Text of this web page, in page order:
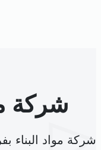
شركة
شركة مواد البناء